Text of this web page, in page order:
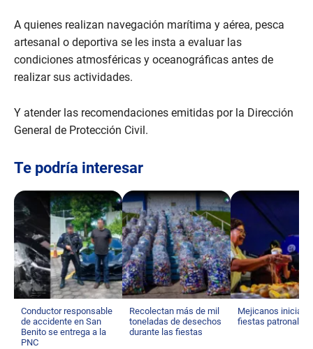
A quienes realizan navegación marítima y aérea, pesca
artesanal o deportiva se les insta a evaluar las
condiciones atmosféricas y oceanográficas antes de
realizar sus actividades.
Y atender las recomendaciones emitidas por la Dirección
General de Protección Civil.
Te podría interesar
Conductor responsable
de accidente en San
Benito se entrega a la
PNC
Recolectan más de mil
toneladas de desechos
durante las fiestas
Mejicanos inicia
fiestas patronales